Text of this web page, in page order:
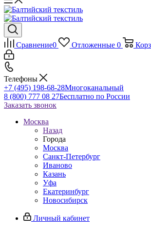
Сравнение0 Отложенные 0
Телефоны
+7 (495) 198-68-28Многоканальный
8 (800) 777 08 27Бесплатно по России
Заказать звонок
Москва
Назад
Города
Москва
Санкт-Петербург
Иваново
Казань
Уфа
Екатеринбург
Новосибирск
Личный кабинет